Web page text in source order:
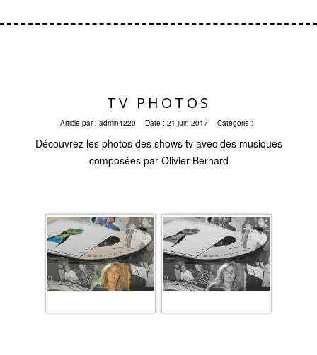
TV PHOTOS
Article par : admin4220 Date : 21 juin 2017 Catégorie :
Découvrez les photos des shows tv avec des musiques
composées par Olivier Bernard